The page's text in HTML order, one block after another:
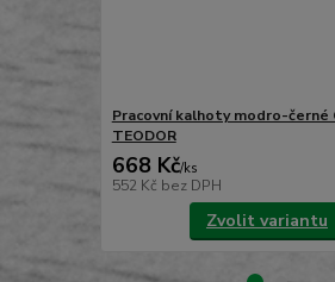
Pracovní kalhoty modro-černé
TEODOR
668 Kč/ks
552 Kč bez DPH
Zvolit variantu